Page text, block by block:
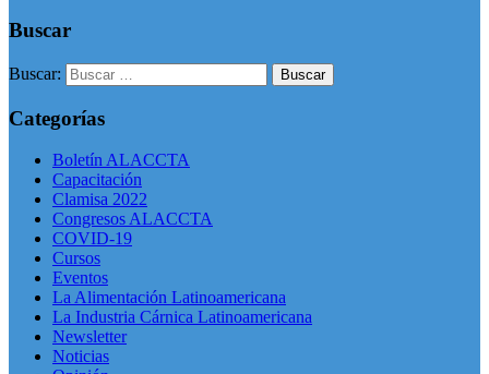
Buscar
Buscar:
Categorías
Boletín ALACCTA
Capacitación
Clamisa 2022
Congresos ALACCTA
COVID-19
Cursos
Eventos
La Alimentación Latinoamericana
La Industria Cárnica Latinoamericana
Newsletter
Noticias